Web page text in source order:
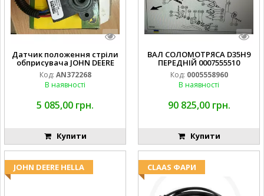
Датчик положення стріли
обприсувача JOHN DEERE
Код: AN372268
В наявності
5 085,00 грн.
Купити
ВАЛ СОЛОМОТРЯСА D35H9
ПЕРЕДНІЙ 0007555510
Код: 0005558960
В наявності
90 825,00 грн.
Купити
JOHN DEERE HELLA CLAAS ФАРИ